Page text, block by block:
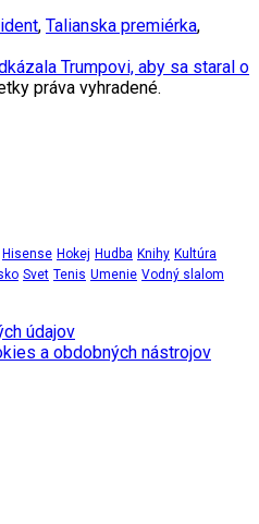
, Talianska premiérka,
Trumpovi, aby sa staral o
práva vyhradené.
Hisense Hokej Hudba Knihy Kultúra
Svet Tenis Umenie Vodný slalom
údajov
a obdobných nástrojov